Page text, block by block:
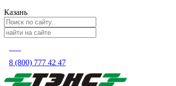
Казань
8 (800) 777 42 47